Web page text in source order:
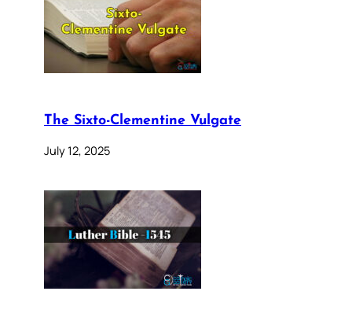
The Sixto-Clementine Vulgate
July 12, 2025